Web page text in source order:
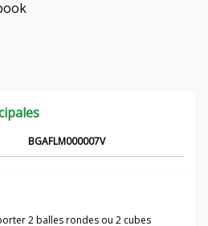
BGAFLM000007V
2 balles rondes ou 2 cubes